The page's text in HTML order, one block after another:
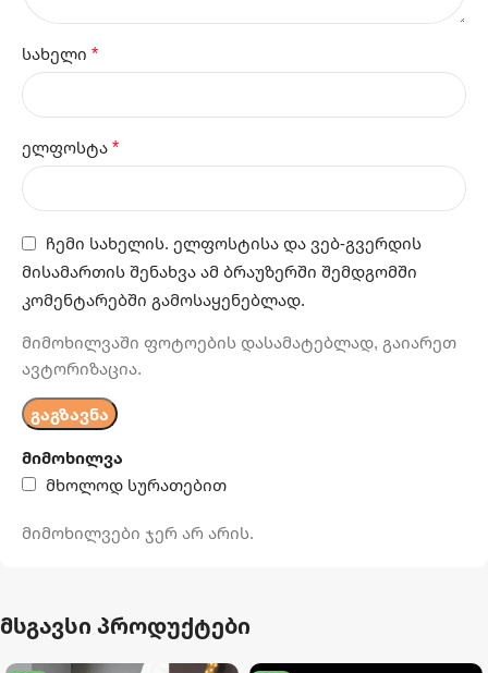
მიმოხილვა
მხოლოდ სურათებით
მიმოხილვები ჯერ არ არის.
სახელი *
ელფოსტა *
ჩემი სახელის. ელფოსტისა და ვებ-გვერდის
მისამართის შენახვა ამ ბრაუზერში შემდგომში
კომენტარებში გამოსაყენებლად.
მიმოხილვაში ფოტოების დასამატებლად, გაიარეთ
ავტორიზაცია.
მსგავსი პროდუქტები